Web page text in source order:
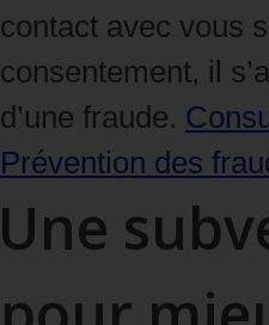
contact avec vous
consentement, il
d’une fraude.
Prévention des